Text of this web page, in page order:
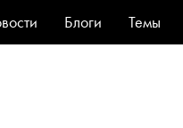
Блоги Темы
Стиль
Видео